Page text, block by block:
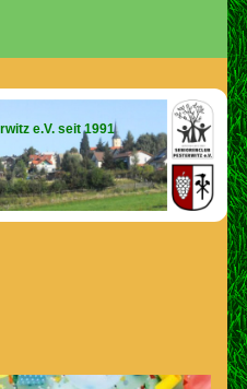
e.V. seit 1991